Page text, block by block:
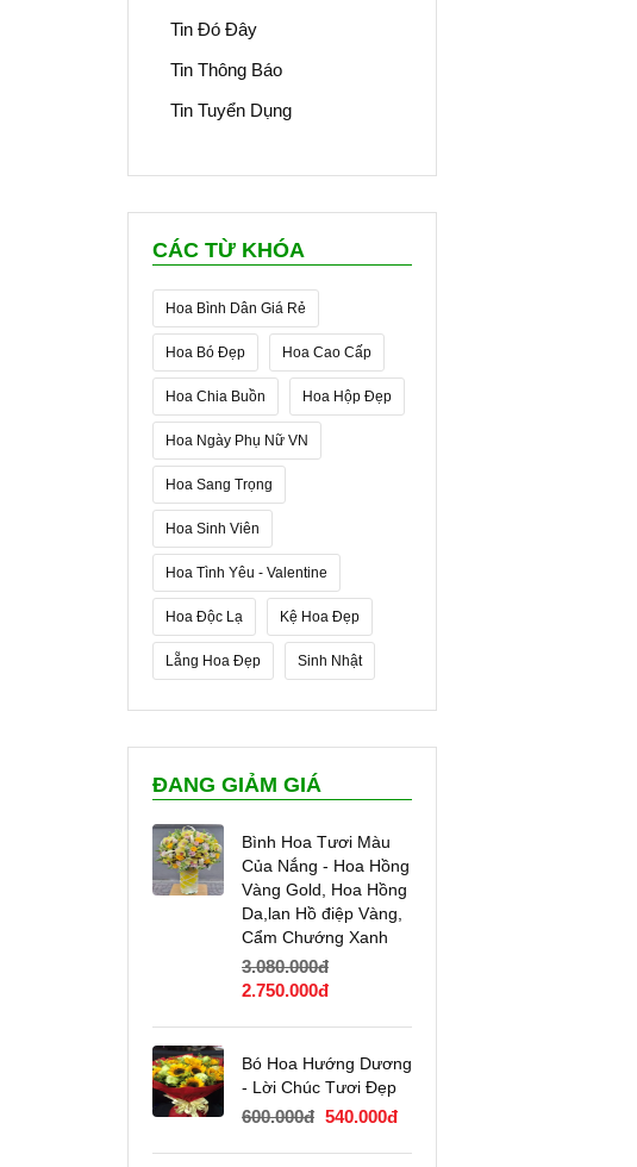
Tin Đó Đây
Tin Thông Báo
Tin Tuyển Dụng
CÁC TỪ KHÓA
Hoa Bình Dân Giá Rẻ
Hoa Bó Đẹp Hoa Cao Cấp
Hoa Chia Buồn Hoa Hộp Đẹp
Hoa Ngày Phụ Nữ VN
Hoa Sang Trọng
Hoa Sinh Viên
Hoa Tình Yêu - Valentine
Hoa Độc Lạ Kệ Hoa Đẹp
Lẵng Hoa Đẹp Sinh Nhật
ĐANG GIẢM GIÁ
Bình Hoa Tươi Màu
Của Nắng - Hoa Hồng
Vàng Gold, Hoa Hồng
Da,lan Hồ điệp Vàng,
Cẩm Chướng Xanh
3.080.000đ
Giá
3.080.000đ.
2.750.000đ
là:
2.750.000đ.
Bó Hoa Hướng Dương
- Lời Chúc Tươi Đẹp
600.000đ Giá
540.000đ